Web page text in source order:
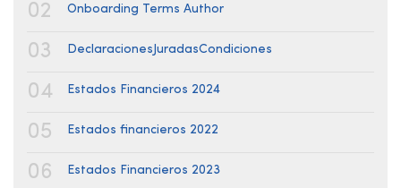
02 Onboarding Terms Author
03 DeclaracionesJuradasCondiciones
04 Estados Financieros 2024
05 Estados financieros 2022
06 Estados Financieros 2023